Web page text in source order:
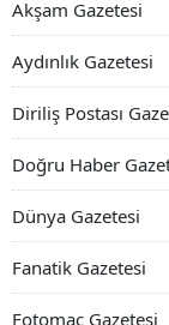
Akşam Gazetesi
Aydınlık Gazetesi
Diriliş Postası
Doğru Haber
Dünya Gazetesi
Fanatik Gazetesi
Fotomaç Gazetesi